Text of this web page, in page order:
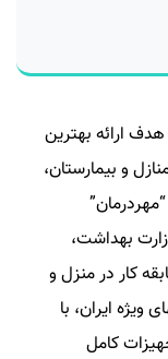
ارائه بهترین
و بیمارستان،
بهداشت،
بیش از ۴ سال سابقه کار در منزل و
ویژه ایران، با
کامل